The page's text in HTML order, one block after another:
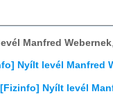
Manfred Webernek
Nyílt levél Manfred
[Fizinfo] Nyílt levél